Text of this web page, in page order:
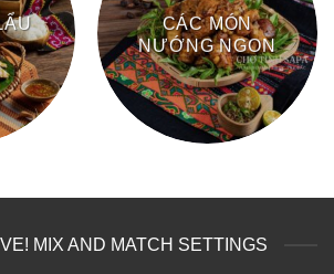
CÁC MÓN
NƯỚNG NGON
MIX AND MATCH SETTINGS